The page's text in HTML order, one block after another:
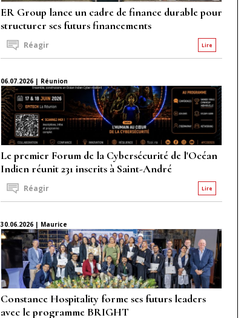
ER Group lance un cadre de finance durable pour
structurer ses futurs financements
Lire
Réagir
06.07.2026 | Réunion
Le premier Forum de la Cybersécurité de l'Océan
Indien réunit 231 inscrits à Saint-André
Lire
Réagir
30.06.2026 | Maurice
Constance Hospitality forme ses futurs leaders
avec le programme BRIGHT